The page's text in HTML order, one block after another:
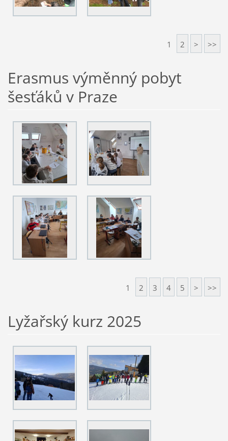
1 2 > >>
Erasmus výměnný pobyt
šesťáků v Praze
1 2 3 4 5 > >>
Lyžařský kurz 2025